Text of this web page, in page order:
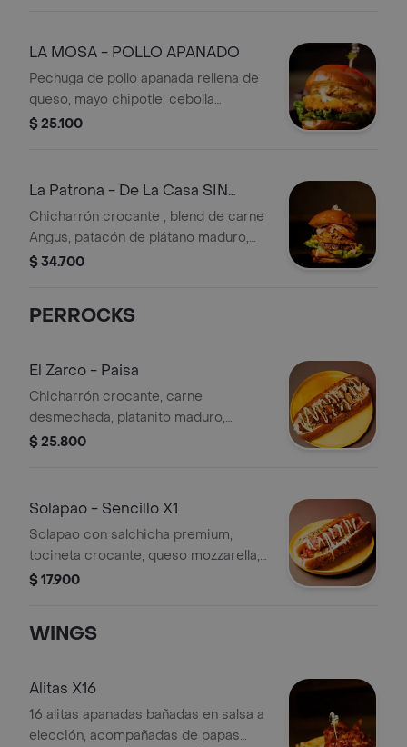
LA MOSA - POLLO APANADO
Pechuga de pollo apanada rellena de
queso, mayo chipotle, cebolla
caramelizada y lechuga en pan
$ 25.100
La Patrona - De La Casa SIN
PAPAS
Chicharrón crocante , blend de carne
Angus, patacón de plátano maduro,
carne desmechada, queso cheddar,
$ 34.700
PERROCKS
El Zarco - Paisa
Chicharrón crocante, carne
desmechada, platanito maduro,
salchicha premium americana, queso
$ 25.800
Solapao - Sencillo X1
Solapao con salchicha premium,
tocineta crocante, queso mozzarella,
cebolla, salsas y papa chips.
$ 17.900
WINGS
Alitas X16
16 alitas apanadas bañadas en salsa a
elección, acompañadas de papas